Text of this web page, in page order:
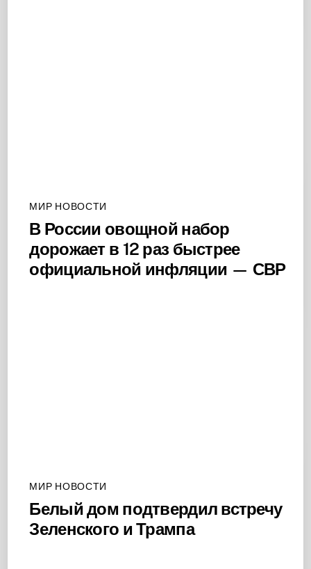
МИР НОВОСТИ
В России овощной набор
дорожает в 12 раз быстрее
официальной инфляции — СВР
МИР НОВОСТИ
Белый дом подтвердил встречу
Зеленского и Трампа